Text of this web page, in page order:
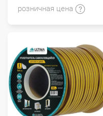
розничная цена